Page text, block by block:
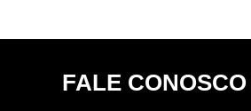
FALE CONOSCO